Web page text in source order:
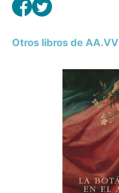
Otros libros de AA.VV